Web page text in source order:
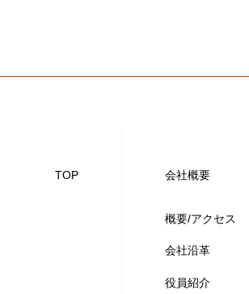
TOP 会社概要
概要/アクセス
会社沿革
役員紹介